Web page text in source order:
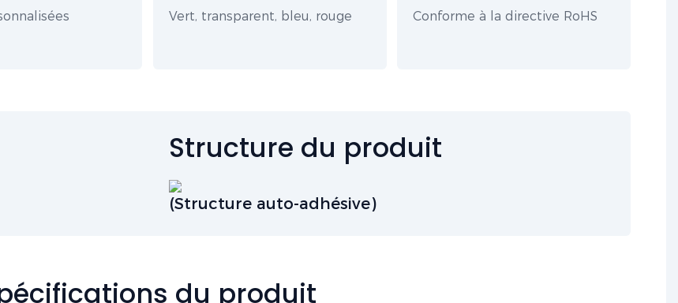
Vert, transparent, bleu, rouge Conforme à la directive RoHS
Structure du produit
(Structure auto-adhésive)
du produit